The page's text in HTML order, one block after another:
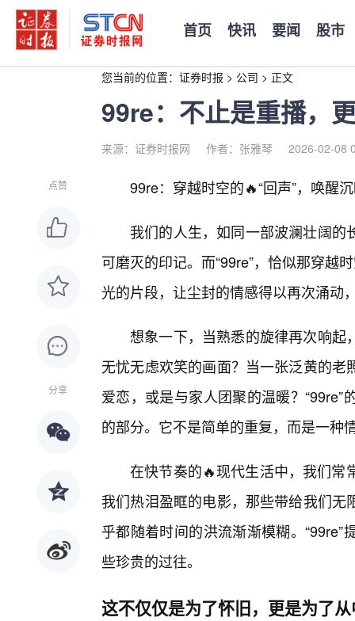
首页 快讯 要闻 股市
您当前的位置： 证券时报 > 公司 > 正文
99re：不止是重播，
来源：证券时报网 作者：张雅琴 2026-02-08
点赞
分享
99re：穿越时空的🔥“回声”，唤醒
我们的人生，如同一部波澜壮阔
可磨灭的印记。而“99re”，恰似那穿越
光的片段，让尘封的情感得以再次涌动
想象一下，当熟悉的旋律再次响起
无忧无虑欢笑的画面？当一张泛黄的
爱恋，或是与家人团聚的温暖？
的部分。它不是简单的重复，而是一种
在快节奏的🔥现代生活中，我们常
我们热泪盈眶的电影，那些带给我们
乎都随着时间的洪流渐渐模糊。
些珍贵的过往。
这不仅仅是为了怀旧，更是为了